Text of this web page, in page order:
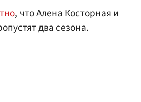
, что Алена Косторная и
два сезона.